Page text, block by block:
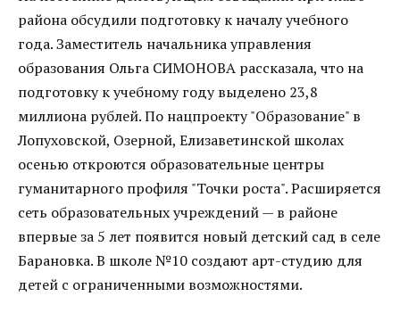
района обсудили подготовку к началу учебного
года. Заместитель начальника управления
образования Ольга СИМОНОВА рассказала, что на
подготовку к учебному году выделено 23,8
миллиона рублей. По нацпроекту "Образование" в
Лопуховской, Озерной, Елизаветинской школах
осенью откроются образовательные центры
гуманитарного профиля "Точки роста". Расширяется
сеть образовательных учреждений — в районе
впервые за 5 лет появится новый детский сад в селе
Барановка. В школе №10 создают арт-студию для
детей с ограниченными возможностями.